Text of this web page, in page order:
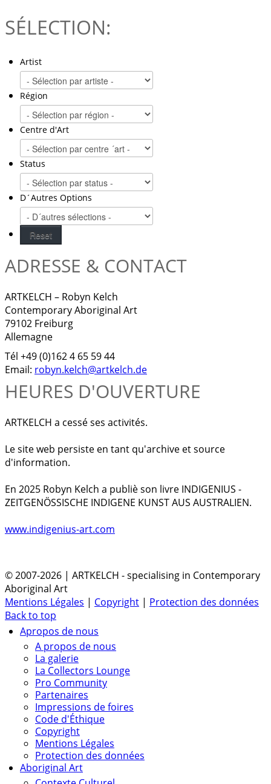
SÉLECTION:
Artist
Région
Centre d'Art
Status
D´Autres Options
ADRESSE & CONTACT
ARTKELCH – Robyn Kelch
Contemporary Aboriginal Art
79102 Freiburg
Allemagne
Tél +49 (0)162 4 65 59 44
Email: robyn.kelch@artkelch.de
HEURES D'OUVERTURE
ARTKELCH a cessé ses activités.
Le site web persiste en tant qu'archive et source
d'information.
En 2025 Robyn Kelch a publiè son livre INDIGENIUS -
ZEITGENÖSSISCHE INDIGENE KUNST AUS AUSTRALIEN.
www.indigenius-art.com
© 2007-2026 | ARTKELCH - specialising in Contemporary
Aboriginal Art
Mentions Légales | Copyright | Protection des données
Back to top
Apropos de nous
A propos de nous
La galerie
La Collectors Lounge
Pro Community
Partenaires
Impressions de foires
Code d'Éthique
Copyright
Mentions Légales
Protection des données
Aboriginal Art